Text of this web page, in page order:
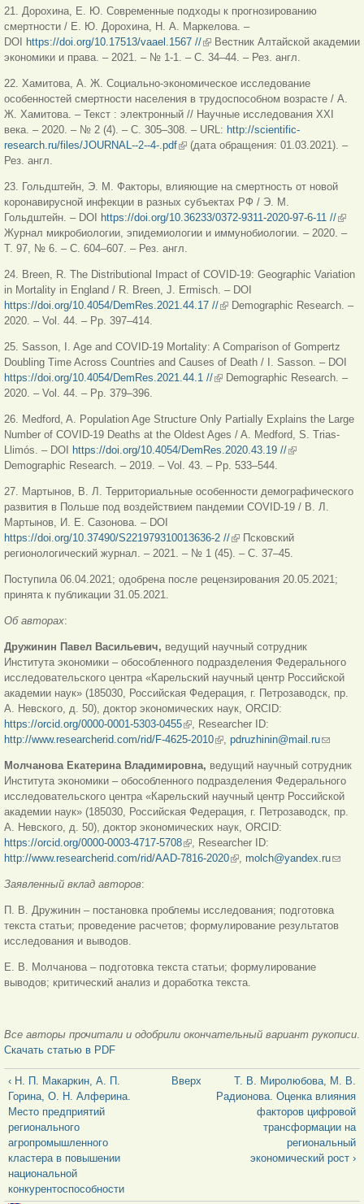
21. Дорохина, Е. Ю. Современные подходы к прогнозированию
смертности / Е. Ю. Дорохина, Н. А. Маркелова. –
DOI
https://doi.org/10.17513/vaael.1567 //(внешняя ссылка)
Вестник Алтайской академии
экономики и права. – 2021. – № 1-1. – С. 34–44. – Рез. англ.
22. Хамитова, А. Ж. Социально-экономическое исследование
особенностей смертности населения в трудоспособном возрасте / А.
Ж. Хамитова. – Текст : электронный // Научные исследования XXI
века. – 2020. – № 2 (4). – С. 305–308. – URL: http://scientific-
research.ru/files/JOURNAL--2--4-.pdf(внешняя ссылка)
(дата обращения: 01.03.2021). –
Рез. англ.
23. Гольдштейн, Э. М. Факторы, влияющие на смертность от новой
коронавирусной инфекции в разных субъектах РФ / Э. М.
Гольдштейн. – DOI
https://doi.org/10.36233/0372-9311-2020-97-6-11 //
Журнал микробиологии, эпидемиологии и иммунобиологии. – 2020. –
Т. 97, № 6. – С. 604–607. – Рез. англ.
24. Breen, R. The Distributional Impact of COVID-19: Geographic Variation
in Mortality in England / R. Breen, J. Ermisch. – DOI
https://doi.org/10.4054/DemRes.2021.44.17 //(внешняя ссылка)
Demographic Research. –
2020. – Vol. 44. – Pp. 397–414.
25. Sasson, I. Age and COVID-19 Mortality: A Comparison of Gompertz
Doubling Time Across Countries and Causes of Death / I. Sasson. – DOI
https://doi.org/10.4054/DemRes.2021.44.1 //(внешняя ссылка)
Demographic Research. –
2020. – Vol. 44. – Pp. 379–396.
26. Medford, A. Population Age Structure Only Partially Explains the Large
Number of COVID-19 Deaths at the Oldest Ages / A. Medford, S. Trias-
Llimós. – DOI
https://doi.org/10.4054/DemRes.2020.43.19 //(внешняя
Demographic Research. – 2019. – Vol. 43. – Pp. 533–544.
27. Мартынов, В. Л. Территориальные особенности демографического
развития в Польше под воздействием пандемии СOVID-19 / В. Л.
Мартынов, И. Е. Сазонова. – DOI
https://doi.org/10.37490/S221979310013636-2 //(внешняя ссылка)
Псковский
регионологический журнал. – 2021. – № 1 (45). – С. 37–45.
Поступила 06.04.2021; одобрена после рецензирования 20.05.2021;
принята к публикации 31.05.2021.
Об авторах:
Дружинин Павел Васильевич, ведущий научный сотрудник
Института экономики ‒ обособленного подразделения Федерального
исследовательского центра «Карельский научный центр Российской
академии наук» (185030, Российская Федерация, г. Петрозаводск, пр.
А. Невского, д. 50), доктор экономических наук, ORCID:
https://orcid.org/0000-0001-5303-0455(внешняя ссылка)
, Researcher ID:
http://www.researcherid.com/rid/F-4625-2010(внешняя ссылка)
, pdruzhinin@mail.ru(ссылка
отправки
email)
Молчанова Екатерина Владимировна, ведущий научный сотрудник
Института экономики ‒ обособленного подразделения Федерального
исследовательского центра «Карельский научный центр Российской
академии наук» (185030, Российская Федерация, г. Петрозаводск, пр.
А. Невского, д. 50), доктор экономических наук, ORCID:
https://orcid.org/0000-0003-4717-5708(внешняя ссылка)
, Researcher ID:
http://www.researcherid.com/rid/AAD-7816-2020(внешняя ссылка)
, molch@yandex.ru
Заявленный вклад авторов:
П. В. Дружинин – постановка проблемы исследования; подготовка
текста статьи; проведение расчетов; формулирование результатов
исследования и выводов.
Е. В. Молчанова – подготовка текста статьи; формулирование
выводов; критический анализ и доработка текста.
Все авторы прочитали и одобрили окончательный вариант рукописи.
Скачать статью в PDF
‹ Н. П. Макаркин, А. П.
Горина, О. Н. Алферина.
Место предприятий
регионального
агропромышленного
кластера в повышении
национальной
конкурентоспособности
Вверх
Т. В. Миролюбова, М. В.
Радионова. Оценка влияния
факторов цифровой
трансформации на
региональный
экономический рост ›